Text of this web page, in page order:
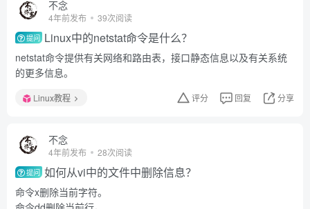
不念
4年前发布 39次阅读
提问 Linux中的netstat命令是什么？
netstat命令提供有关网络和路由表，接口静态信息以及有关系统
的更多信息。
Linux教程 评分 回复 分享
不念
4年前发布 28次阅读
提问 如何从vi中的文件中删除信息？
命令x删除当前字符。